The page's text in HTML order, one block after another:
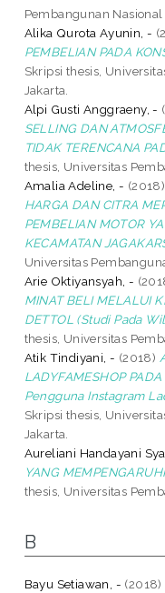
Pembangunan Nasional
Alika Qurota Ayunin, -
PEMBELIAN PADA
Skripsi thesis,
Jakarta.
Alpi Gusti Anggraeny, -
SELLING DAN
TIDAK TERENCANA
thesis, Universitas
Amalia Adeline, - (2018)
HARGA DAN CITRA
PEMBELIAN MOTOR
KECAMATAN
Universitas
Arie Oktiyansyah, -
MINAT BELI MELALUI
DETTOL (Studi Pada
thesis, Universitas
Atik Tindiyani, - (2018)
LADYFAMESHOP
Pengguna Instagram
Skripsi thesis,
Jakarta.
Aureliani Handayani
YANG
thesis, Universitas
B
Bayu Setiawan, - (2018)